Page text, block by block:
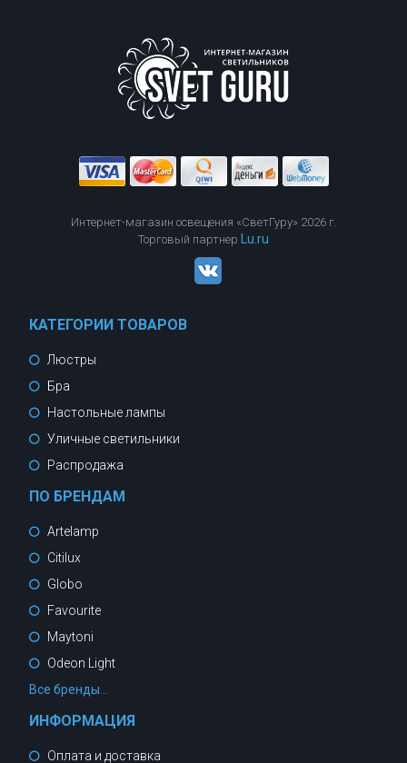
Интернет-магазин освещения «СветГуру» 2026 г.
Торговый партнер Lu.ru
КАТЕГОРИИ ТОВАРОВ
Люстры
Бра
Настольные лампы
Уличные светильники
Распродажа
ПО БРЕНДАМ
Artelamp
Citilux
Globo
Favourite
Maytoni
Odeon Light
Все бренды...
ИНФОРМАЦИЯ
Оплата и доставка